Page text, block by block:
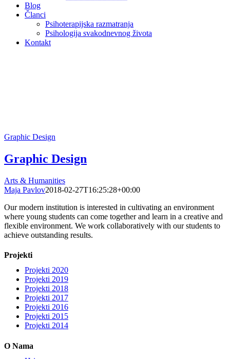
Blog
Članci
Psihoterapijska razmatranja
Psihologija svakodnevnog života
Kontakt
Graphic Design
Graphic Design
Arts & Humanities
Maja Pavlov2018-02-27T16:25:28+00:00
Our modern institution is interested in cultivating an environment
where young students can come together and learn in a creative and
flexible environment. We work collaboratively with our students to
achieve outstanding results.
Projekti
Projekti 2020
Projekti 2019
Projekti 2018
Projekti 2017
Projekti 2016
Projekti 2015
Projekti 2014
O Nama